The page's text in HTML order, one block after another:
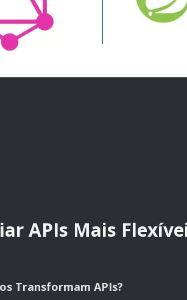
APIs Mais
Transformam APIs?